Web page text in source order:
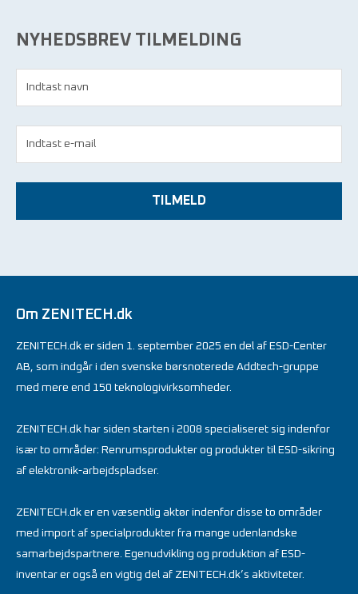
NYHEDSBREV TILMELDING
TILMELD
Om ZENITECH.dk
ZENITECH.dk er siden 1. september 2025 en del af ESD-Center
AB, som indgår i den svenske børsnoterede Addtech-gruppe
med mere end 150 teknologivirksomheder.
ZENITECH.dk har siden starten i 2008 specialiseret sig indenfor
især to områder: Renrumsprodukter og produkter til ESD-sikring
af elektronik-arbejdspladser.
ZENITECH.dk er en væsentlig aktør indenfor disse to områder
med import af specialprodukter fra mange udenlandske
samarbejdspartnere. Egenudvikling og produktion af ESD-
inventar er også en vigtig del af ZENITECH.dk’s aktiviteter.